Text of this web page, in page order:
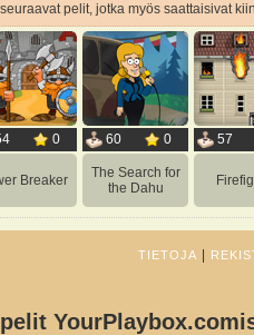
pelit, jotka myös saattaisivat
0
Breaker
60 0
The Search for
the Dahu
57
TIETOJA